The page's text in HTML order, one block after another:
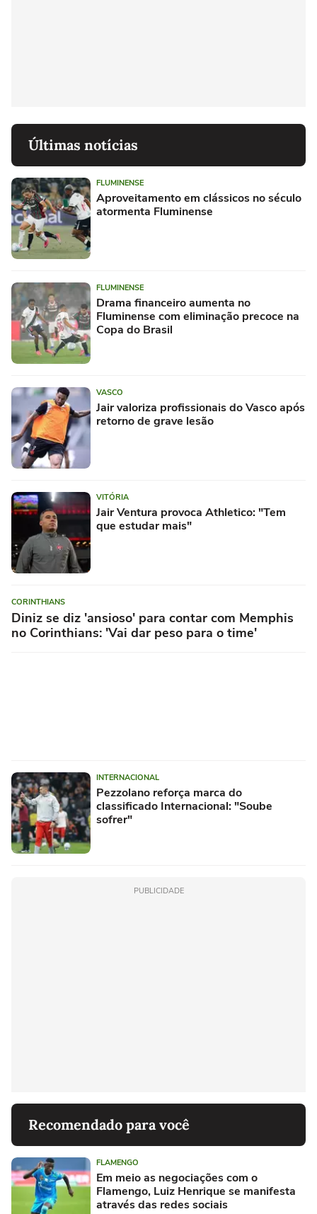
Últimas notícias
FLUMINENSE
Aproveitamento em clássicos no século
atormenta Fluminense
FLUMINENSE
Drama financeiro aumenta no
Fluminense com eliminação precoce na
Copa do Brasil
VASCO
Jair valoriza profissionais do Vasco após
retorno de grave lesão
VITÓRIA
Jair Ventura provoca Athletico: "Tem
que estudar mais"
CORINTHIANS
Diniz se diz 'ansioso' para contar com Memphis
no Corinthians: 'Vai dar peso para o time'
INTERNACIONAL
Pezzolano reforça marca do
classificado Internacional: "Soube
sofrer"
PUBLICIDADE
Recomendado para você
FLAMENGO
Em meio as negociações com o
Flamengo, Luiz Henrique se manifesta
através das redes sociais